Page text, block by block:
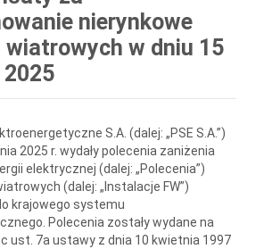
nierynkowe
w dniu 15
S.A. (dalej: „PSE S.A.”)
2025 r. wydały polecenia zaniżenia
elektrycznej (dalej: „Polecenia”)
(dalej: „Instalacje FW”)
krajowego systemu
Polecenia zostały wydane na
ust. 7a ustawy z dnia 10 kwietnia 1997